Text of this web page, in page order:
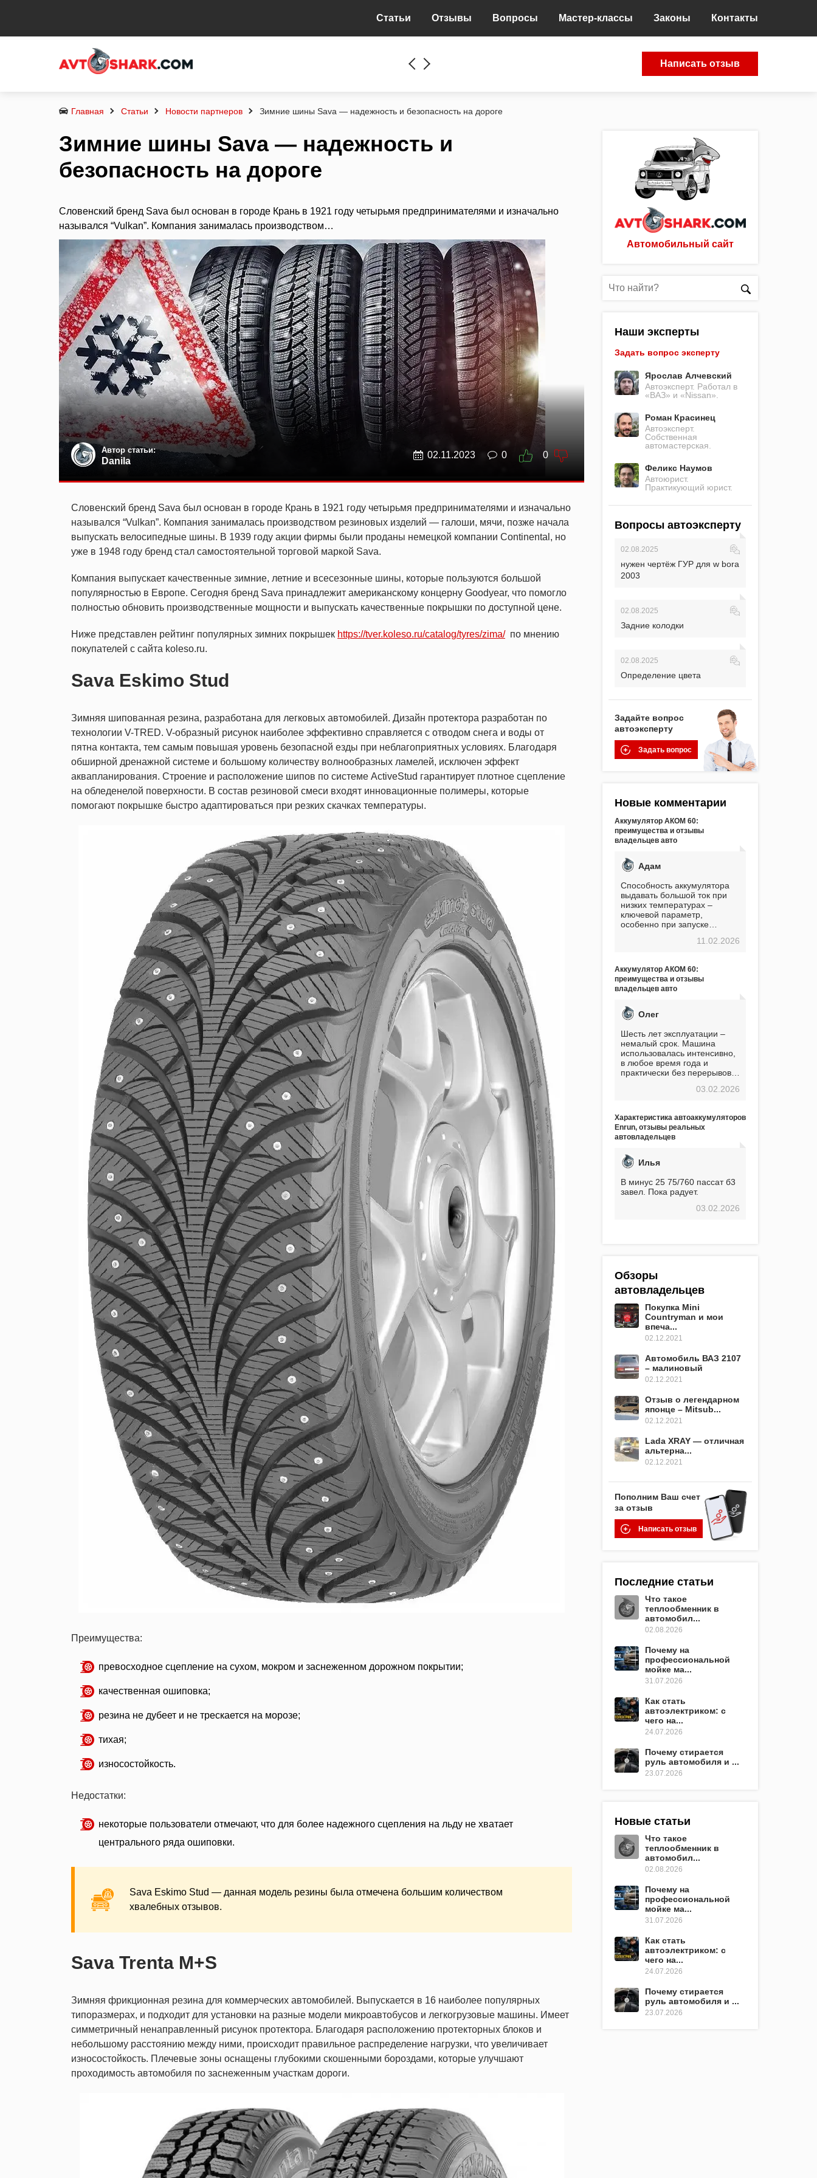
Статьи Отзывы Вопросы Мастер-классы Законы Контакты
Написать отзыв
Главная Статьи Новости партнеров Зимние шины Sava — надежность и безопасность на дороге
Зимние шины Sava — надежность и
безопасность на дороге
Словенский бренд Sava был основан в городе Крань в 1921 году четырьмя предпринимателями и изначально
назывался “Vulkan”. Компания занималась производством…
Автор статьи:
Danila
02.11.2023 0 0
Словенский бренд Sava был основан в городе Крань в 1921 году четырьмя предпринимателями и изначально
назывался “Vulkan”. Компания занималась производством резиновых изделий — галоши, мячи, позже начала
выпускать велосипедные шины. В 1939 году акции фирмы были проданы немецкой компании Continental, но
уже в 1948 году бренд стал самостоятельной торговой маркой Sava.
Компания выпускает качественные зимние, летние и всесезонные шины, которые пользуются большой
популярностью в Европе. Сегодня бренд Sava принадлежит американскому концерну Goodyear, что помогло
полностью обновить производственные мощности и выпускать качественные покрышки по доступной цене.
Ниже представлен рейтинг популярных зимних покрышек https://tver.koleso.ru/catalog/tyres/zima/по мнению
покупателей с сайта koleso.ru.
Sava Eskimo Stud
Зимняя шипованная резина, разработана для легковых автомобилей. Дизайн протектора разработан по
технологии V-TRED. V-образный рисунок наиболее эффективно справляется с отводом снега и воды от
пятна контакта, тем самым повышая уровень безопасной езды при неблагоприятных условиях. Благодаря
обширной дренажной системе и большому количеству волнообразных ламелей, исключен эффект
аквапланирования. Строение и расположение шипов по системе ActiveStud гарантирует плотное сцепление
на обледенелой поверхности. В состав резиновой смеси входят инновационные полимеры, которые
помогают покрышке быстро адаптироваться при резких скачках температуры.
Преимущества:
превосходное сцепление на сухом, мокром и заснеженном дорожном покрытии;
качественная ошиповка;
резина не дубеет и не трескается на морозе;
тихая;
износостойкость.
Недостатки:
некоторые пользователи отмечают, что для более надежного сцепления на льду не хватает
центрального ряда ошиповки.
Sava Eskimo Stud — данная модель резины была отмечена большим количеством
хвалебных отзывов.
Sava Trenta M+S
Зимняя фрикционная резина для коммерческих автомобилей. Выпускается в 16 наиболее популярных
типоразмерах, и подходит для установки на разные модели микроавтобусов и легкогрузовые машины. Имеет
симметричный ненаправленный рисунок протектора. Благодаря расположению протекторных блоков и
небольшому расстоянию между ними, происходит правильное распределение нагрузки, что увеличивает
износостойкость. Плечевые зоны оснащены глубокими скошенными бороздами, которые улучшают
проходимость автомобиля по заснеженным участкам дороги.
Автомобильный сайт
Наши эксперты
Задать вопрос эксперту
Ярослав Алчевский
Автоэксперт. Работал в
«ВАЗ» и «Nissan».
Роман Красинец
Автоэксперт.
Собственная
автомастерская.
Феликс Наумов
Автоюрист.
Практикующий юрист.
Вопросы автоэксперту
02.08.2025
нужен чертёж ГУР для w bora
2003
02.08.2025
Задние колодки
02.08.2025
Определение цвета
Задайте вопрос
автоэксперту
Задать вопрос
Новые комментарии
Аккумулятор АКОМ 60:
преимущества и отзывы
владельцев авто
Адам
Способность аккумулятора
выдавать большой ток при
низких температурах –
ключевой параметр,
особенно при запуске
показывает, что данный
стоимость. Долго сомневался
перед приобретением, но в
итоге ни разу не пожалел.
вложение, избавляющее от
головной боли, связанной с
АКБ. Подтверждаю
11.02.2026
Аккумулятор АКОМ 60:
преимущества и отзывы
владельцев авто
Олег
Шесть лет эксплуатации –
немалый срок. Машина
использовалась интенсивно,
в любое время года и
практически без перерывов.
экстремальные морозы,
прогревался, чтобы избежать
проблем. И тем не менее, за
весь период использования
связанной с аккумулятором.
Прекрасный аккумулятор!
Недавно установил новый
АКОМ + EFB 75. Судя по
характеристикам, он даже
превосходит предыдущую
03.02.2026
Характеристика автоаккумуляторов
Enrun, отзывы реальных
автовладельцев
Илья
В минус 25 75/760 пассат б3
завел. Пока радует.
03.02.2026
Обзоры
автовладельцев
Покупка Mini
Countryman и мои
впеча...
02.12.2021
Автомобиль ВАЗ 2107
– малиновый
02.12.2021
Отзыв о легендарном
японце – Mitsub...
02.12.2021
Lada XRAY — отличная
альтерна...
02.12.2021
Пополним Ваш счет
за отзыв
Написать отзыв
Последние статьи
Что такое
теплообменник в
автомобил...
02.08.2026
Почему на
профессиональной
мойке ма...
31.07.2026
Как стать
автоэлектриком: с
чего на...
24.07.2026
Почему стирается
руль автомобиля и ...
23.07.2026
Новые статьи
Что такое
теплообменник в
автомобил...
02.08.2026
Почему на
профессиональной
мойке ма...
31.07.2026
Как стать
автоэлектриком: с
чего на...
24.07.2026
Почему стирается
руль автомобиля и ...
23.07.2026